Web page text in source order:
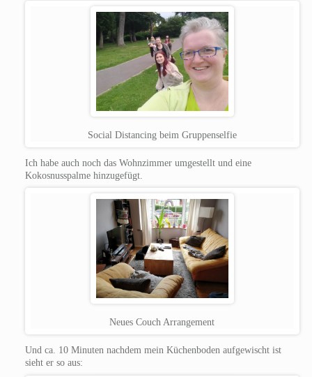
Social Distancing beim Gruppenselfie
Ich habe auch noch das Wohnzimmer umgestellt und eine
Kokosnusspalme hinzugefügt.
Neues Couch Arrangement
Und ca. 10 Minuten nachdem mein Küchenboden aufgewischt ist
sieht er so aus: